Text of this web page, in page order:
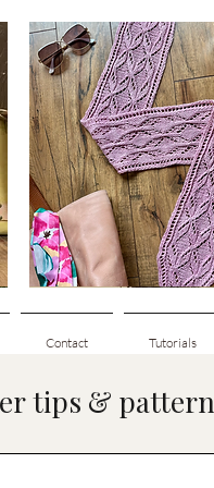
Aperçu rapide
Clematis
Contact Tutorials
tips &